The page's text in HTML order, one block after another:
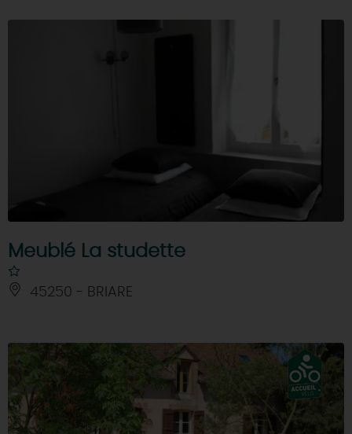
Meublé La studette
45250 - BRIARE